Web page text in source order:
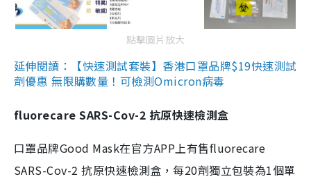
點擊圖片放大
延伸閱讀：【快速測試套裝】香港口罩品牌$19快速測試
劑優惠 無限購數量！可檢測Omicron病毒
fluorecare SARS-Cov-2 抗原快速檢測盒
口罩品牌Good Mask在官方APP上有售fluorecare
SARS-Cov-2 抗原快速檢測盒，每20劑獨立包裝為1個單